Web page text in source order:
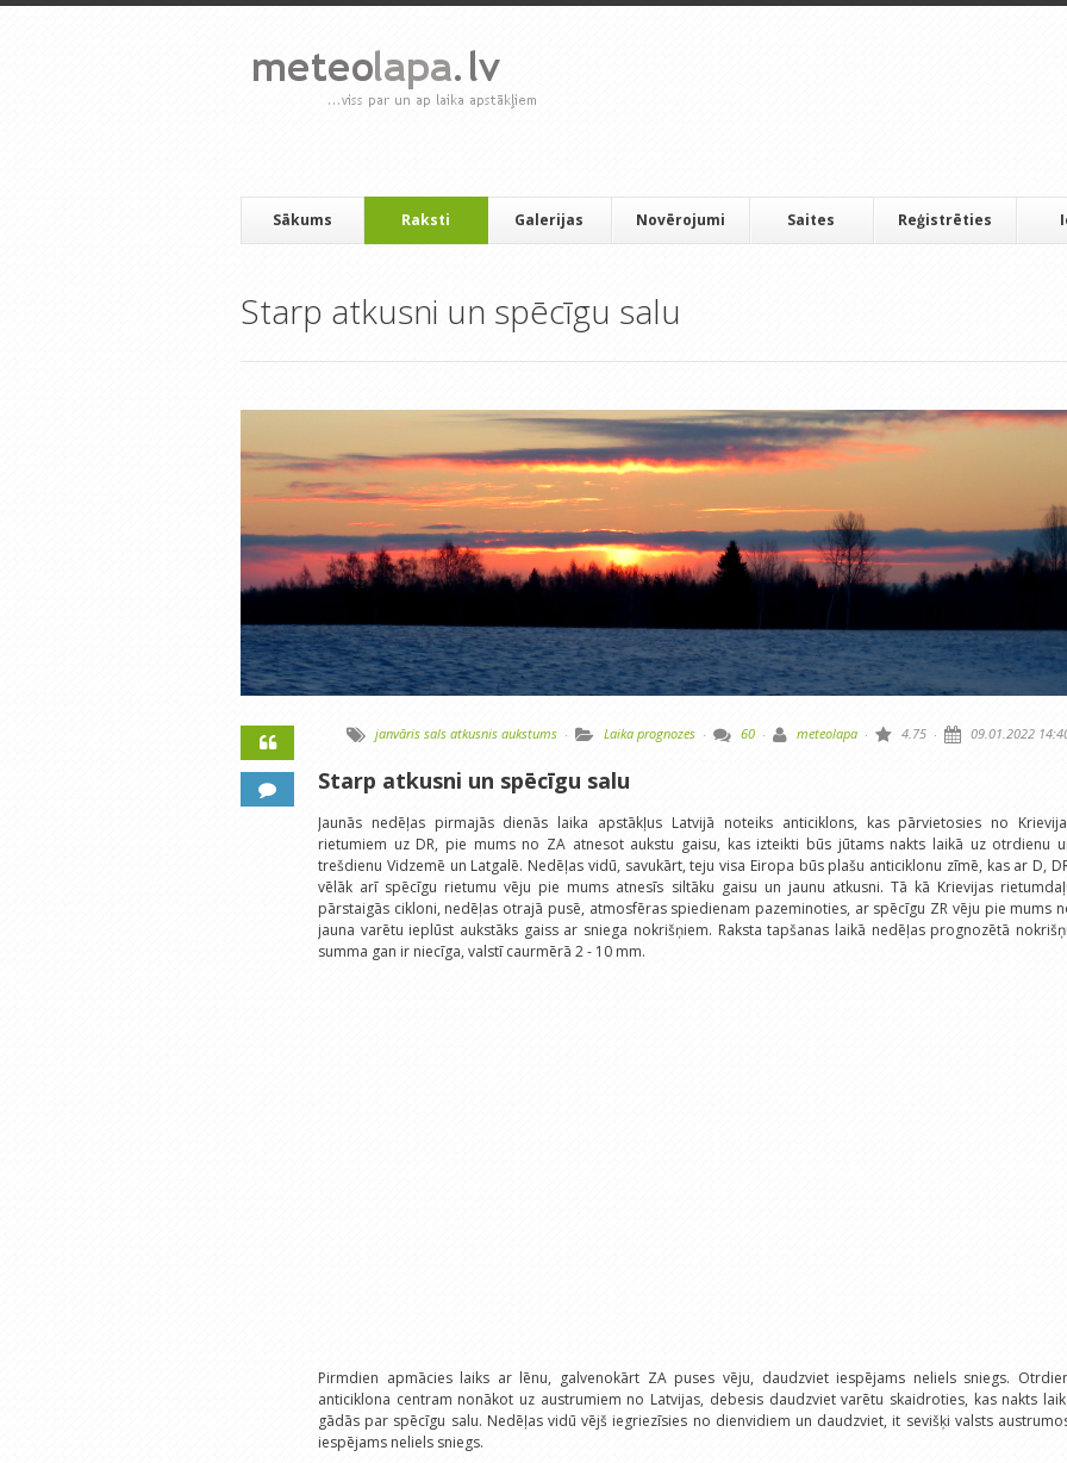
Sākums Raksti Galerijas Novērojumi Saites Reģistrēties
Starp atkusni un spēcīgu salu
janvāris sals atkusnis aukstums · Laika prognozes · 60 · meteolapa · 4.75 · 09.01.2022
Starp atkusni un spēcīgu salu
Jaunās nedēļas pirmajās dienās laika apstākļus Latvijā noteiks anticiklons, kas pārvietosies no
rietumiem uz DR, pie mums no ZA atnesot aukstu gaisu, kas izteikti būs jūtams nakts laikā uz otrdienu
trešdienu Vidzemē un Latgalē. Nedēļas vidū, savukārt, teju visa Eiropa būs plašu anticiklonu zīmē, kas ar D,
vēlāk arī spēcīgu rietumu vēju pie mums atnesīs siltāku gaisu un jaunu atkusni. Tā kā Krievijas
pārstaigās cikloni, nedēļas otrajā pusē, atmosfēras spiedienam pazeminoties, ar spēcīgu ZR vēju pie mums
jauna varētu ieplūst aukstāks gaiss ar sniega nokrišņiem. Raksta tapšanas laikā nedēļas prognozētā
summa gan ir niecīga, valstī caurmērā 2 - 10 mm.
Pirmdien apmācies laiks ar lēnu, galvenokārt ZA puses vēju, daudzviet iespējams neliels sniegs.
anticiklona centram nonākot uz austrumiem no Latvijas, debesis daudzviet varētu skaidroties, kas nakts
gādās par spēcīgu salu. Nedēļas vidū vējš iegriezīsies no dienvidiem un daudzviet, it sevišķi valsts
iespējams neliels sniegs.